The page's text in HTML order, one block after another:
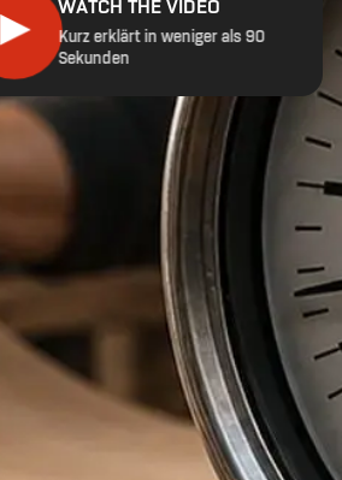
▶
WATCH THE VIDEO
Kurz erklärt in weniger als 90
Sekunden